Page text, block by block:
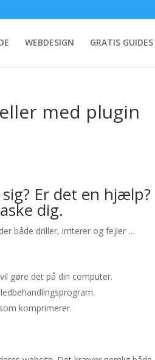
WEBDESIGN GRATIS GUIDES
med plugin
Er det en hjælp?
dig.
både driller, irriterer og fejler …
gøre det på din computer.
komprimerer.